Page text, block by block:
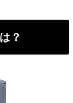
？